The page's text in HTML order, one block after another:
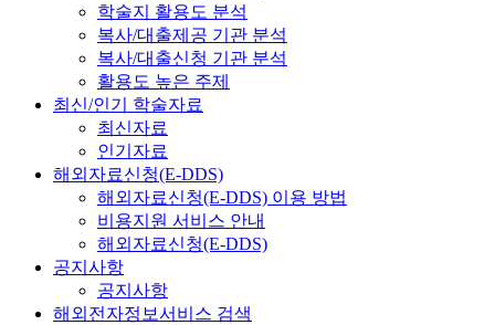
학술지 활용도 분석
복사/대출제공 기관 분석
복사/대출신청 기관 분석
활용도 높은 주제
최신/인기 학술자료
최신자료
인기자료
해외자료신청(E-DDS)
해외자료신청(E-DDS) 이용 방법
비용지원 서비스 안내
해외자료신청(E-DDS)
공지사항
공지사항
해외전자정보서비스 검색